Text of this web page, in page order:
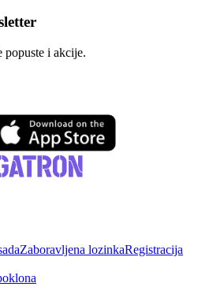
popuste i akcije.
Zaboravljena lozinkaRegistracija